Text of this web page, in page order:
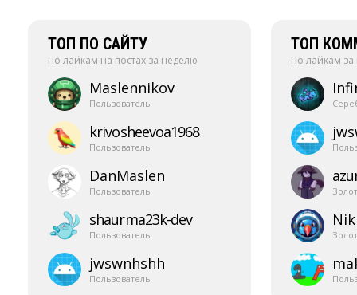
ТОП ПО САЙТУ
По лайкам на постах за неделю
Maslennikov
Пользователь
krivosheevoa1968
Пользователь
DanMaslen
Пользователь
shaurma23k-​dev
Пользователь
jwswnhshh
Пользователь
ТОП
По лайкам